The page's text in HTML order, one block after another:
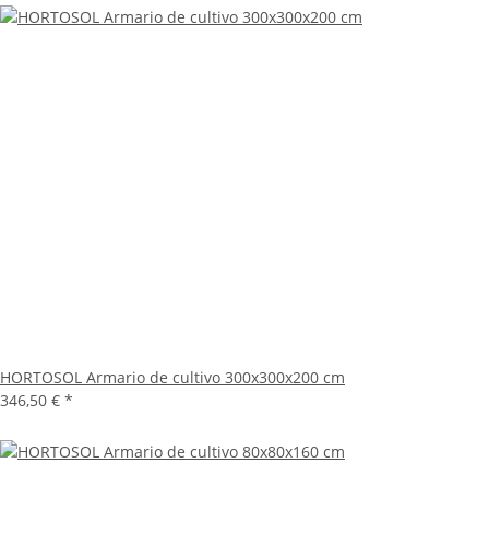
HORTOSOL Armario de cultivo 300x300x200 cm
346,50 € *